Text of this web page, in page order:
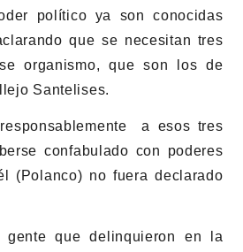
político ya son conocidas
que se necesitan tres
organismo, que son los de
Santelises.
a esos tres
confabulado con poderes
(Polanco) no fuera declarado
gente que delinquieron en la